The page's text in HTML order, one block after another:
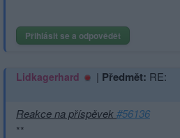
Přihlásit se a odpovědět
Lidkagerhard | Předmět: RE:
Reakce na příspěvek#56136
**